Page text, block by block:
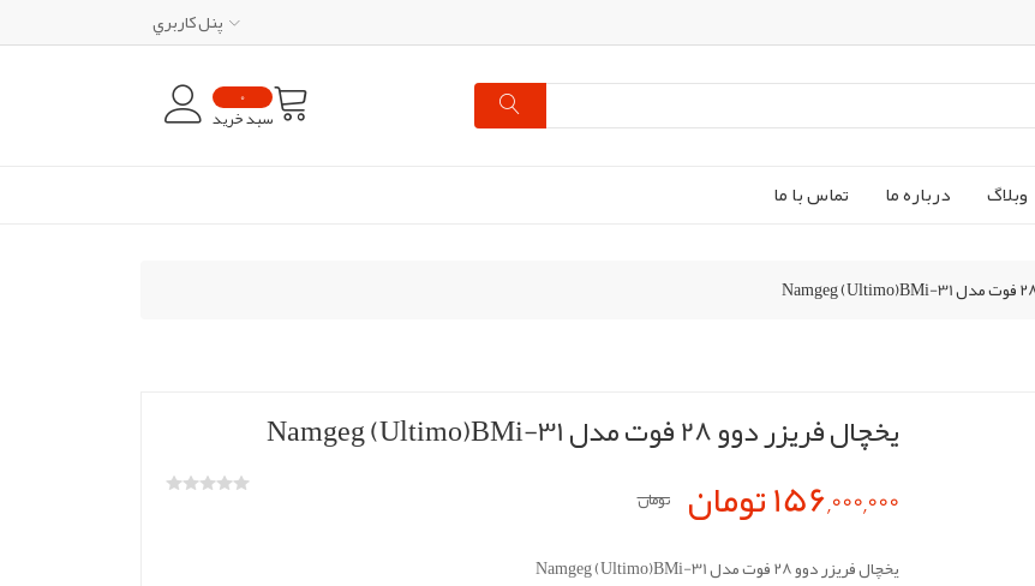
پنل کاربري
0
سبد خرید
وبلاگ درباره ما تماس با ما
یخچال فریزر دوو 28 فوت مدل Namgeg (Ultimo)BMi-31
156,000,000 تومان تومان
یخچال فریزر دوو 28 فوت مدل Namgeg (Ultimo)BMi-31